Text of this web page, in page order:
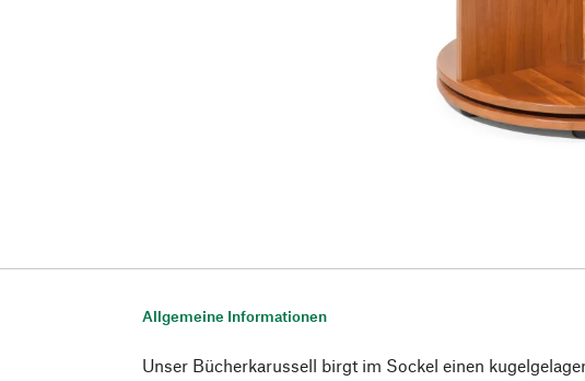
Allgemeine Informationen
Unser Bücherkarussell birgt im Sockel einen